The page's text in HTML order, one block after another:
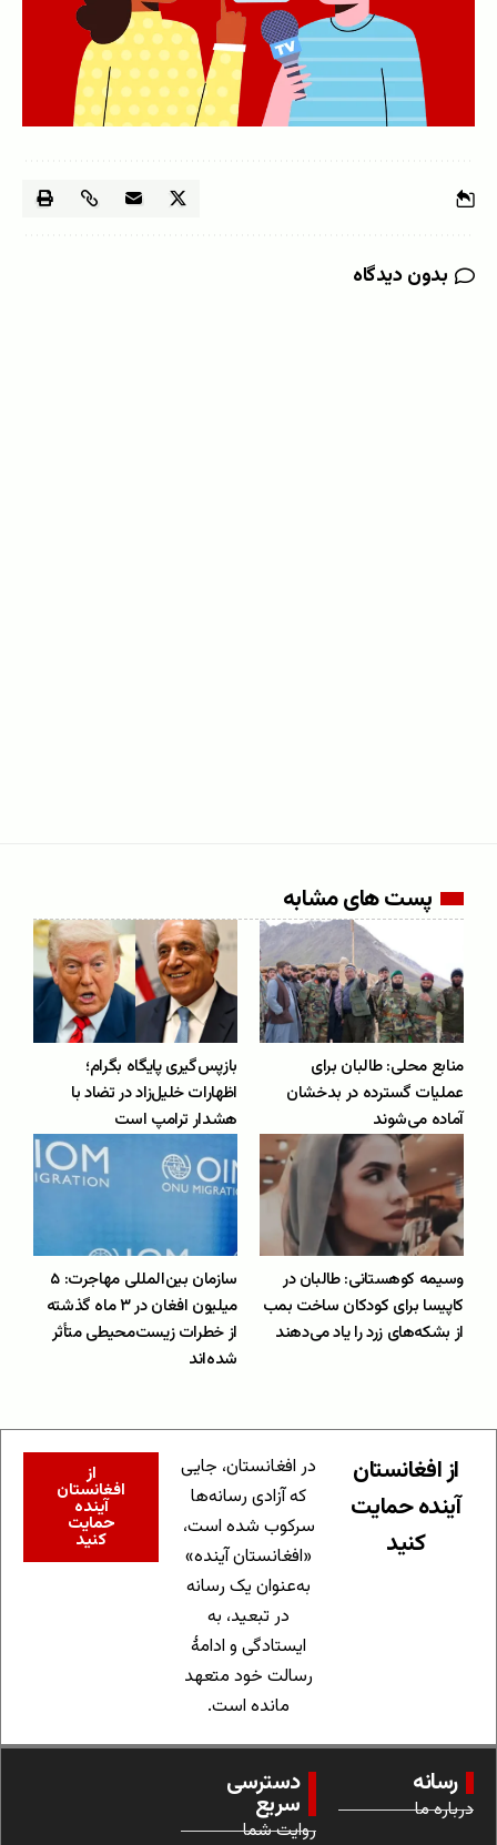
بدون دیدگاه
پست های مشابه
منابع محلی: طالبان برای
عملیات گسترده در بدخشان
آماده می‌شوند
بازپس‌گیری پایگاه بگرام؛
اظهارات خلیل‌زاد در تضاد با
هشدار ترامپ است
وسیمه کوهستانی: طالبان در
کاپیسا برای کودکان ساخت بمب
از بشکه‌های زرد را یاد می‌دهند
سازمان بین‌المللی مهاجرت: ۵
میلیون افغان در ۳ ماه گذشته
از خطرات زیست‌محیطی متأثر
شده‌اند
از افغانستان
آینده حمایت
کنید
در افغانستان، جایی
که آزادی رسانه‌ها
سرکوب شده است،
«افغانستان آینده»
به‌عنوان یک رسانه
در تبعید، به
ایستادگی و ادامهٔ
رسالت خود متعهد
مانده است.
از
افغانستان
آینده
حمایت
کنید
رسانه
درباره ما
دسترسی
سریع
روایت شما